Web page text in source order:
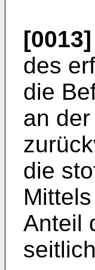
[0013]
des
die
an
die
Anteil